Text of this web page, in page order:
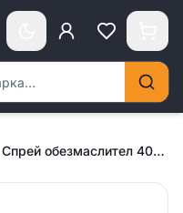
BOLL Спрей обезмаслител 400мл